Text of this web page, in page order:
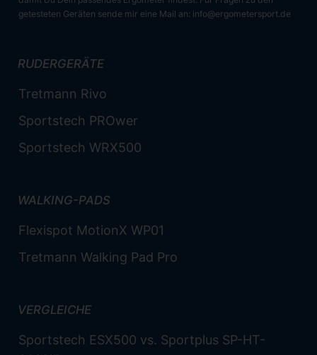
getesteten Geräten sende mir eine Mail an: info@ergometersport.de
RUDERGERÄTE
Tretmann Rivo
Sportstech PROwer
Sportstech WRX500
WALKING-PADS
Flexispot MotionX WP01
Tretmann Walking Pad Pro
VERGLEICHE
Sportstech ESX500 vs. Sportplus SP-HT-